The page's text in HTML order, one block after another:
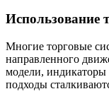
Использование
Многие торговые
направленного
модели, индикаторы
подходы